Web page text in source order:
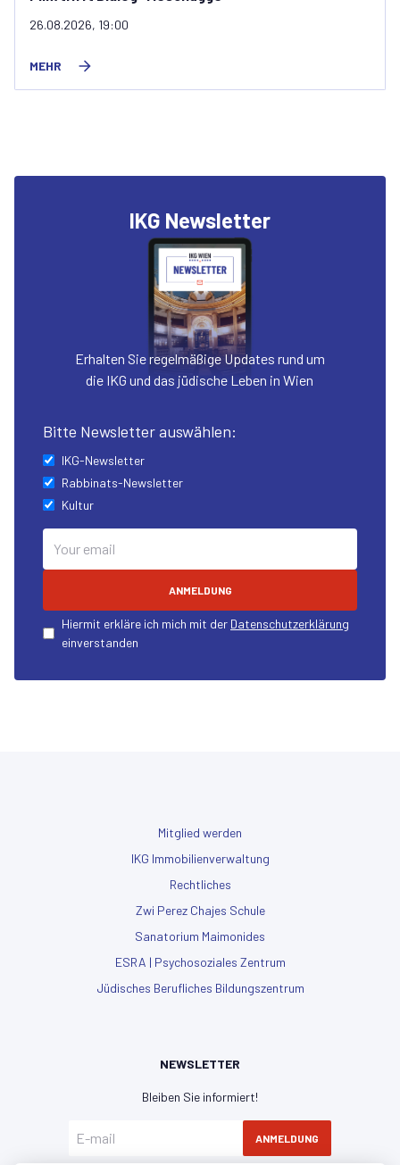
08.09.2026, 19:30
MEHR
IKG Newsletter
Erhalten Sie regelmäßige Updates rund um
die IKG und das jüdische Leben in Wien
Bitte Newsletter auswählen:
IKG-Newsletter
Rabbinats-Newsletter
Kultur
ANMELDUNG
Hiermit erkläre ich mich mit der Datenschutzerklärung
einverstanden
Mitglied werden
IKG Immobilienverwaltung
Rechtliches
Zwi Perez Chajes Schule
Sanatorium Maimonides
ESRA | Psychosoziales Zentrum
Jüdisches Berufliches Bildungszentrum
NEWSLETTER
Bleiben Sie informiert!
ANMELDUNG